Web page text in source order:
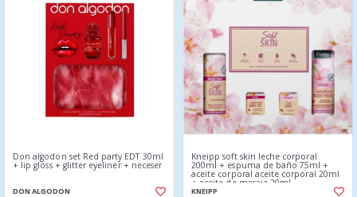
Don algodon set Red party EDT 30ml
+ lip gloss + glitter eyeliner + neceser
DON ALGODON
Kneipp soft skin leche corporal
200ml + espuma de baño 75ml +
aceite corporal aceite corporal 20ml
+ aceite de masaje 20ml
KNEIPP